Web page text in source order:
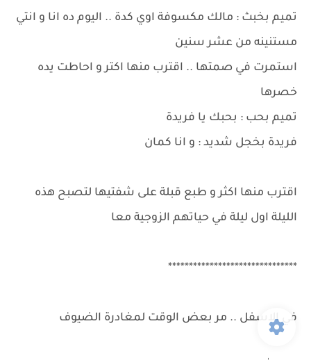
تميم بخبث : مالك مكسوفة اوي كدة .. اليوم ده انا و انتي
مستنينه من عشر سنين
استمرت في صمتها .. اقترب منها اكتر و احاطت يده
خصرها
تميم بحب : بحبك يا فريدة
فريدة بخجل شديد : و انا كمان
اقترب منها اكثر و طبع قبلة على شفتيها لتصبح هذه
الليلة اول ليلة في حياتهم الزوجية معا
*******************************
في الاسفل .. مر بعض الوقت لمغادرة الضيوف